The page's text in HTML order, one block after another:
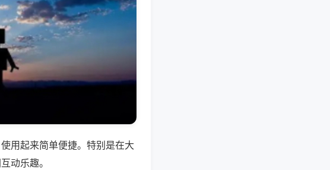
用起来简单便捷。特别是在大
动乐趣。